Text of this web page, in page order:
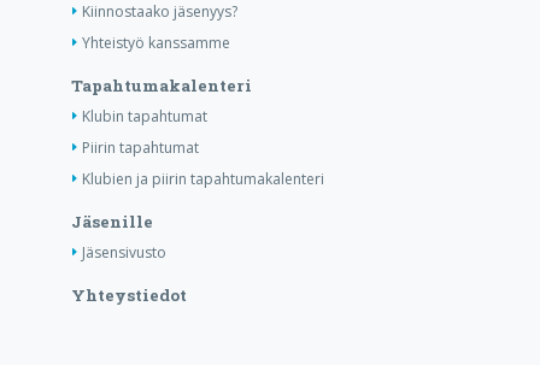
Kiinnostaako jäsenyys?
Yhteistyö kanssamme
Tapahtumakalenteri
Klubin tapahtumat
Piirin tapahtumat
Klubien ja piirin tapahtumakalenteri
Jäsenille
Jäsensivusto
Yhteystiedot